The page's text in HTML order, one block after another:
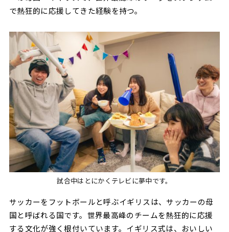
で熱狂的に応援してきた経験を持つ。
試合中はとにかくテレビに夢中です。
サッカーをフットボールと呼ぶイギリスは、サッカーの母
国と呼ばれる国です。世界最高峰のチームを熱狂的に応援
する文化が強く根付いています。イギリス式は、おいしい